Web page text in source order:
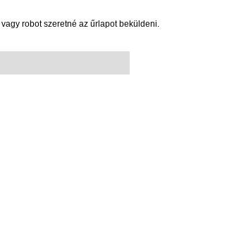
robot szeretné az űrlapot beküldeni.